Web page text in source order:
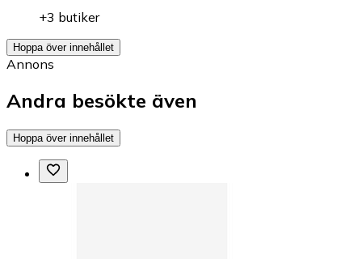
+3 butiker
Hoppa över innehållet
Annons
Andra besökte även
Hoppa över innehållet